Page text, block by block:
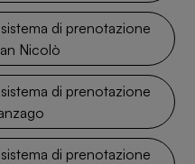
di prenotazione
Nicolò
di prenotazione
di prenotazione